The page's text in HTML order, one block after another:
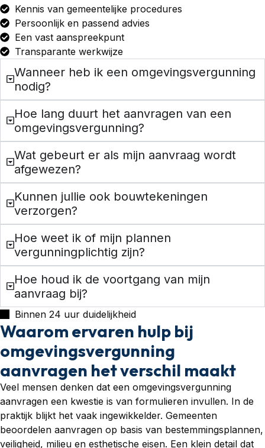
Kennis van gemeentelijke procedures
Persoonlijk en passend advies
Een vast aanspreekpunt
Transparante werkwijze
Wanneer heb ik een omgevingsvergunning
nodig?
Hoe lang duurt het aanvragen van een
omgevingsvergunning?
Wat gebeurt er als mijn aanvraag wordt
afgewezen?
Kunnen jullie ook bouwtekeningen
verzorgen?
Hoe weet ik of mijn plannen
vergunningplichtig zijn?
Hoe houd ik de voortgang van mijn
aanvraag bij?
Binnen 24 uur duidelijkheid
Waarom ervaren hulp bij
omgevingsvergunning
aanvragen het verschil maakt
Veel mensen denken dat een omgevingsvergunning
aanvragen een kwestie is van formulieren invullen. In de
praktijk blijkt het vaak ingewikkelder. Gemeenten
beoordelen aanvragen op basis van bestemmingsplannen,
veiligheid, milieu en esthetische eisen. Een klein detail dat